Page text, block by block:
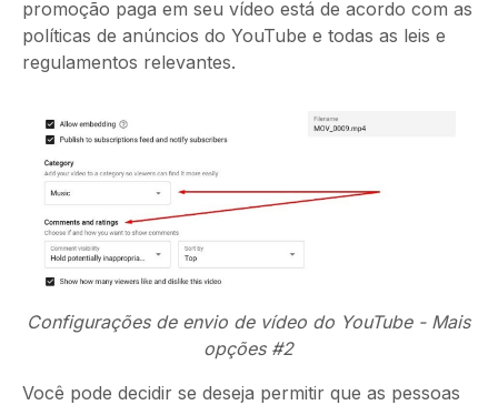
promoção paga em seu vídeo está de acordo com as
políticas de anúncios do YouTube e todas as leis e
regulamentos relevantes.
Configurações de envio de vídeo do YouTube - Mais
opções #2
Você pode decidir se deseja permitir que as pessoas